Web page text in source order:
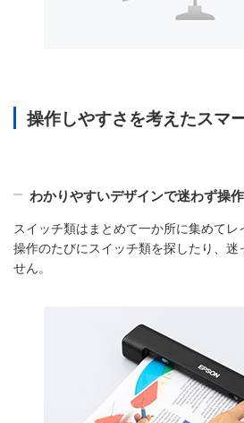
操作しやすさを考えたスマ
わかりやすいデザインで迷わず操
スイッチ類はまとめて一か所に集めてレ
操作のたびにスイッチ類を探したり、迷
せん。